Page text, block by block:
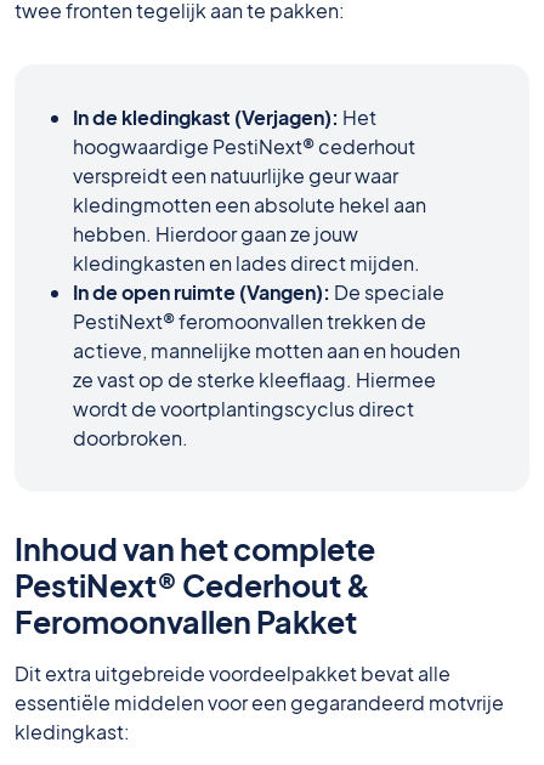
twee fronten tegelijk aan te pakken:
In de kledingkast (Verjagen): Het
hoogwaardige PestiNext® cederhout
verspreidt een natuurlijke geur waar
kledingmotten een absolute hekel aan
hebben. Hierdoor gaan ze jouw
kledingkasten en lades direct mijden.
In de open ruimte (Vangen): De speciale
PestiNext® feromoonvallen trekken de
actieve, mannelijke motten aan en houden
ze vast op de sterke kleeflaag. Hiermee
wordt de voortplantingscyclus direct
doorbroken.
Inhoud van het complete
PestiNext® Cederhout &
Feromoonvallen Pakket
Dit extra uitgebreide voordeelpakket bevat alle
essentiële middelen voor een gegarandeerd motvrije
kledingkast: